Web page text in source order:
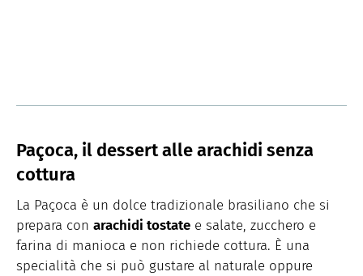
Paçoca, il dessert alle arachidi senza
cottura
La Paçoca è un dolce tradizionale brasiliano che si
prepara con arachidi tostate e salate, zucchero e
farina di manioca e non richiede cottura. È una
specialità che si può gustare al naturale oppure